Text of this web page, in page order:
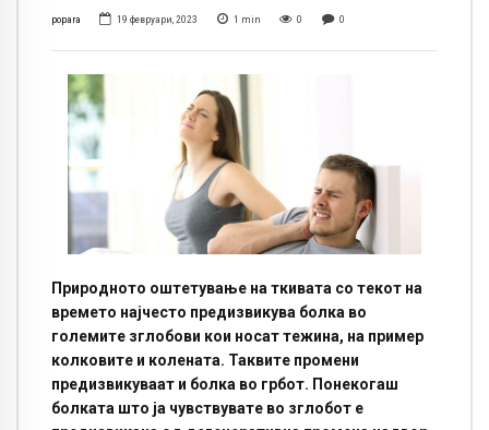
popara 19 февруари, 2023 1 min 0 0
Природното оштетување на ткивата со текот на
времето најчесто предизвикува болка во
големите зглобови кои носат тежина, на пример
колковите и колената. Таквите промени
предизвикуваат и болка во грбот. Понекогаш
болката што ја чувствувате во зглобот е